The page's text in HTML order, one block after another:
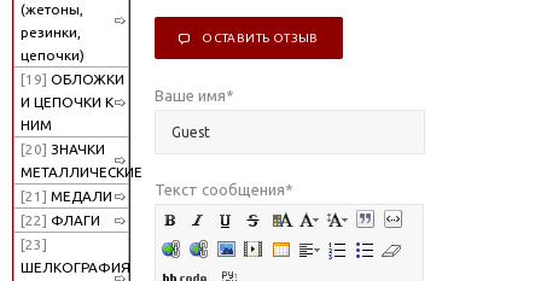
(жетоны,
резинки,
цепочки)
[19] ОБЛОЖКИ
И ЦЕПОЧКИ К
НИМ
[20] ЗНАЧКИ
МЕТАЛЛИЧЕСКИЕ
[21] МЕДАЛИ
[22] ФЛАГИ
[23]
ШЕЛКОГРАФИЯ
ОСТАВИТЬ ОТЗЫВ
Ваше имя*
Текст сообщения*